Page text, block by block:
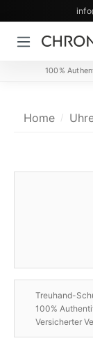
Zum
100%
Home
Treuhand-
100%
Versicherter